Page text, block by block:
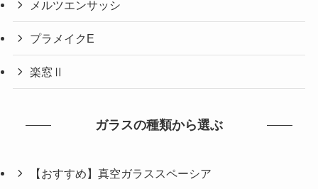
メルツエンサッシ
プラメイクE
楽窓Ⅱ
ガラスの種類から選ぶ
【おすすめ】真空ガラススペーシア